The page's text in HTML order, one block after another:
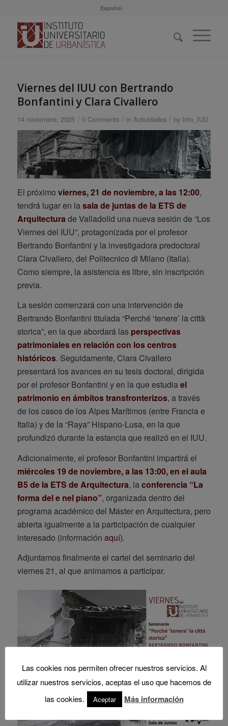
Español
Viernes del IUU con Bertrando
Bonfantini y Clara Civallero
14 noviembre, 2025 / 0 Comments / in Actividades / by Info_IUU
El próximo viernes, 21 de noviembre, a las 12:00,
tendrá lugar en lasala de juntas de la ETS de
Arquitectura de Valladolid una nueva sesión de “Los
Viernes del IUU”, protagonizada por el profesor
Bertrando Bonfantini y la investigadora predoctoral
Clara Civallero, del Politecnico di Milano (Italia).
Como siempre, la asistencia es libre, sin inscripción
previa.
La sesión comenzará con una intervención de
Bertrando Bonfantini titulada “Perché ‘tenere’ la città
storica”, en la que abordará las perspectivas
patrimoniales en relación con los centros
históricos. Seguidamente, Clara Civallero
presentará los avances en su tesis doctoral, dirigida
por el profesor Bonfantini y en la que estudiael
patrimonio en ámbitos transfronterizos, a través
de los casos de los Alpes Marítimos (entre Francia e
Italia) y de la “Raya” Hispano-Lusa, en la que
profundizó durante la estancia que realizó en el IUU.
Adicionalmente, el profesor Bonfantini impartirá el
miércoles 19 de noviembre, a las 13:00, en el aula
B5 de la ETS de Arquitectura, laconferencia “La
forma del e nel piano”, organizada dentro del
programa académico del Máster en Arquitectura, pero
abierta igualmente a la participación de cualquier
interesado (información aquí).
Adjuntamos finalmente el cartel del seminario del
viernes 21, al que animamos a participar.
Las cookies nos permiten ofrecer nuestros servicios. Al
utilizar nuestros servicios, aceptas el uso que hacemos de
las cookies.
Aceptar Más información